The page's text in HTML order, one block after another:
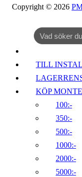
Copyright © 2026
TILL
KÖP
100:-
350:-
500:-
1000:-
2000:-
5000:-